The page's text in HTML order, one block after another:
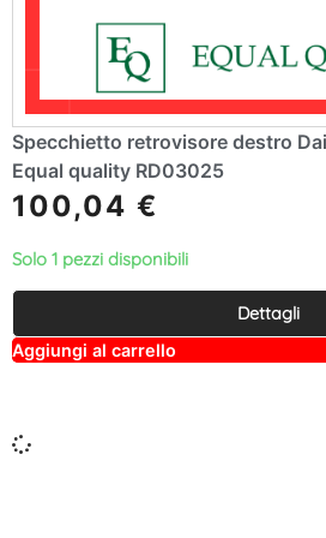
Specchietto retrovisore destro
Equal quality RD03025
100,04 €
Solo 1 pezzi disponibili
Dettagli
Aggiungi al carrello
lt